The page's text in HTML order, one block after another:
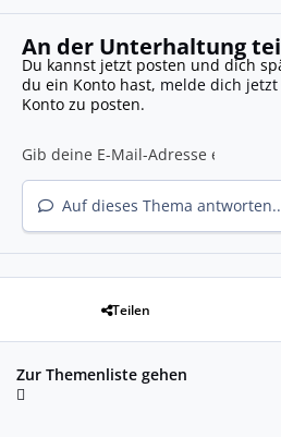
An der Unterhaltung
Du kannst jetzt posten und dich
du ein Konto hast, melde dich jetzt
Konto zu posten.
Auf dieses Thema
Teilen
Zur Themenliste gehen